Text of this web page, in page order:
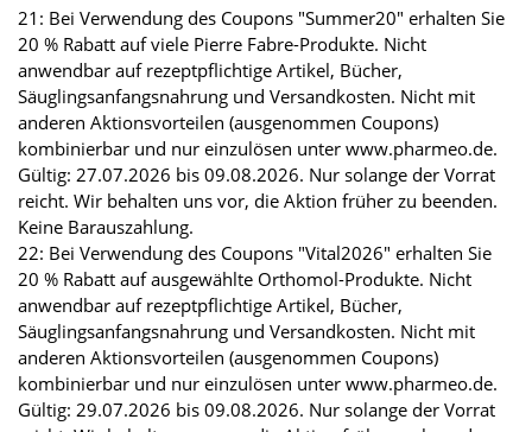
21: Bei Verwendung des Coupons "Summer20" erhalten Sie
20 % Rabatt auf viele Pierre Fabre-Produkte. Nicht
anwendbar auf rezeptpflichtige Artikel, Bücher,
Säuglingsanfangsnahrung und Versandkosten. Nicht mit
anderen Aktionsvorteilen (ausgenommen Coupons)
kombinierbar und nur einzulösen unter www.pharmeo.de.
Gültig: 27.07.2026 bis 09.08.2026. Nur solange der Vorrat
reicht. Wir behalten uns vor, die Aktion früher zu beenden.
Keine Barauszahlung.
22: Bei Verwendung des Coupons "Vital2026" erhalten Sie
20 % Rabatt auf ausgewählte Orthomol-Produkte. Nicht
anwendbar auf rezeptpflichtige Artikel, Bücher,
Säuglingsanfangsnahrung und Versandkosten. Nicht mit
anderen Aktionsvorteilen (ausgenommen Coupons)
kombinierbar und nur einzulösen unter www.pharmeo.de.
Gültig: 29.07.2026 bis 09.08.2026. Nur solange der Vorrat